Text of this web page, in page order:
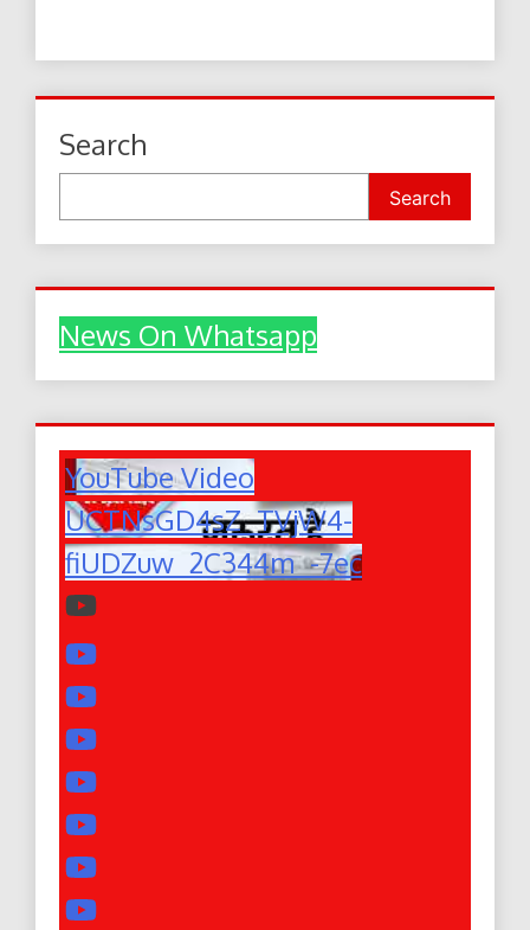
Search
Search
News On Whatsapp
YouTube Video
UCTNsGD4sZ_TVjW4-
fiUDZuw_2C344m_-7ec